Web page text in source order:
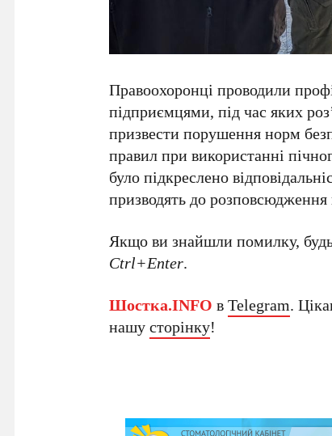
Правоохоронці проводили
підприємцями, під час яких
призвести порушення норм
правил при використанні
було підкреслено
призводять до
Якщо ви знайшли помилку, будь
Ctrl+Enter.
Шостка.INFO вTelegram.
нашусторінку!